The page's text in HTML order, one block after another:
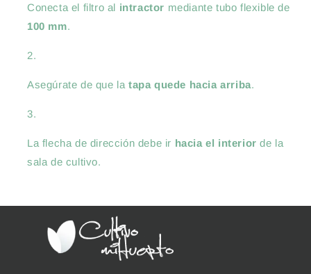
Conecta el filtro al intractor mediante tubo flexible de
100 mm.
Asegúrate de que la tapa quede hacia arriba.
La flecha de dirección debe ir hacia el interior de la
sala de cultivo.